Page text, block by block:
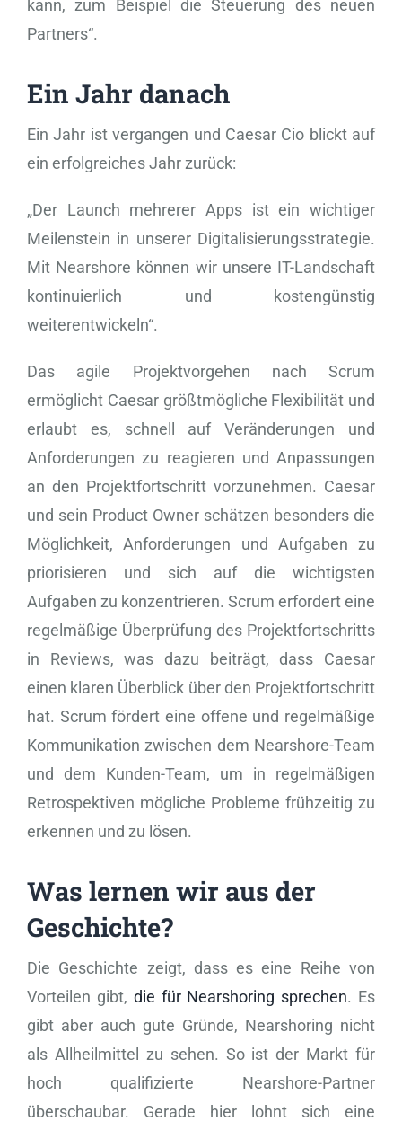
kann, zum Beispiel die Steuerung des neuen
Partners“.
Ein Jahr danach
Ein Jahr ist vergangen und Caesar Cio blickt auf
ein erfolgreiches Jahr zurück:
„Der Launch mehrerer Apps ist ein wichtiger
Meilenstein in unserer Digitalisierungsstrategie.
Mit Nearshore können wir unsere IT-Landschaft
kontinuierlich und kostengünstig
weiterentwickeln“.
Das agile Projektvorgehen nach Scrum
ermöglicht Caesar größtmögliche Flexibilität und
erlaubt es, schnell auf Veränderungen und
Anforderungen zu reagieren und Anpassungen
an den Projektfortschritt vorzunehmen. Caesar
und sein Product Owner schätzen besonders die
Möglichkeit, Anforderungen und Aufgaben zu
priorisieren und sich auf die wichtigsten
Aufgaben zu konzentrieren. Scrum erfordert eine
regelmäßige Überprüfung des Projektfortschritts
in Reviews, was dazu beiträgt, dass Caesar
einen klaren Überblick über den Projektfortschritt
hat. Scrum fördert eine offene und regelmäßige
Kommunikation zwischen dem Nearshore-Team
und dem Kunden-Team, um in regelmäßigen
Retrospektiven mögliche Probleme frühzeitig zu
erkennen und zu lösen.
Was lernen wir aus der
Geschichte?
Die Geschichte zeigt, dass es eine Reihe von
Vorteilen gibt, die für Nearshoring sprechen. Es
gibt aber auch gute Gründe, Nearshoring nicht
als Allheilmittel zu sehen. So ist der Markt für
hoch qualifizierte Nearshore-Partner
überschaubar. Gerade hier lohnt sich eine